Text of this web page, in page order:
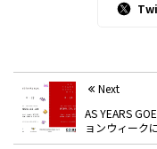
Next
AS YEARS
ョンウィーク